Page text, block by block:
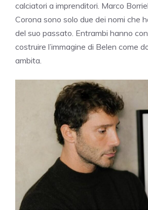
calciatori a imprenditori. Marco
Corona sono solo due dei nomi che
del suo passato. Entrambi hanno
costruire l’immagine di Belen come
ambita.